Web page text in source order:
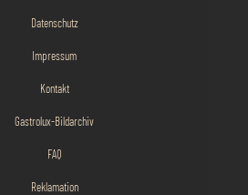
Datenschutz
Impressum
Kontakt
Gastrolux-Bildarchiv
FAQ
Reklamation